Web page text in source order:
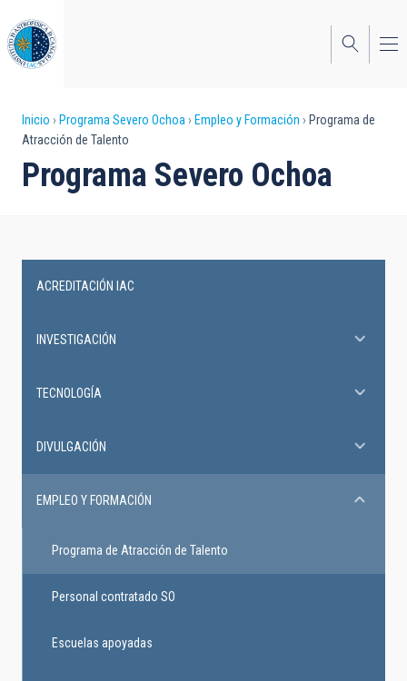
al
contenido
principal
Sobrescribir
enlaces
de
a
la
Inicio Programa Severo Ochoa Empleo y Formación
Programa de
Atracción de Talento
Programa Severo Ochoa
Ochoa
ACREDITACIÓN IAC
INVESTIGACIÓN
TECNOLOGÍA
DIVULGACIÓN
EMPLEO Y FORMACIÓN
Programa de Atracción de Talento
Personal contratado SO
Escuelas apoyadas